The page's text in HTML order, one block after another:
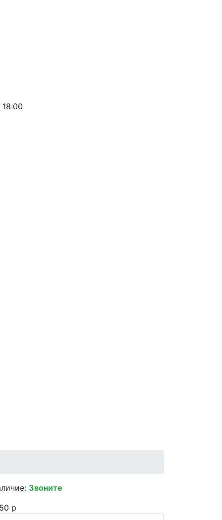
Звоните
р